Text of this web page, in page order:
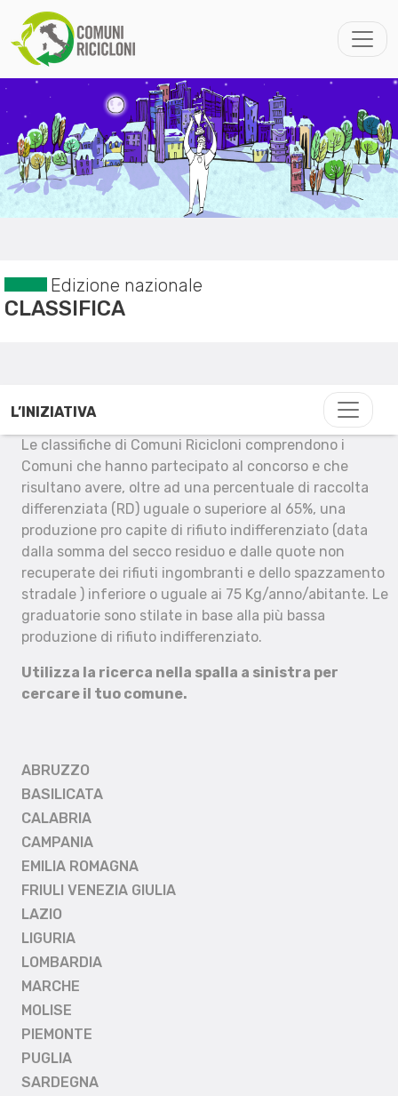
Edizione nazionale
CLASSIFICA
L’INIZIATIVA
Le classifiche di Comuni Ricicloni comprendono i
Comuni che hanno partecipato al concorso e che
risultano avere, oltre ad una percentuale di raccolta
differenziata (RD) uguale o superiore al 65%, una
produzione pro capite di rifiuto indifferenziato (data
dalla somma del secco residuo e dalle quote non
recuperate dei rifiuti ingombranti e dello spazzamento
stradale ) inferiore o uguale ai 75 Kg/anno/abitante. Le
graduatorie sono stilate in base alla più bassa
produzione di rifiuto indifferenziato.
Utilizza la ricerca nella spalla a sinistra per
cercare il tuo comune.
ABRUZZO
BASILICATA
CALABRIA
CAMPANIA
EMILIA ROMAGNA
FRIULI VENEZIA GIULIA
LAZIO
LIGURIA
LOMBARDIA
MARCHE
MOLISE
PIEMONTE
PUGLIA
SARDEGNA